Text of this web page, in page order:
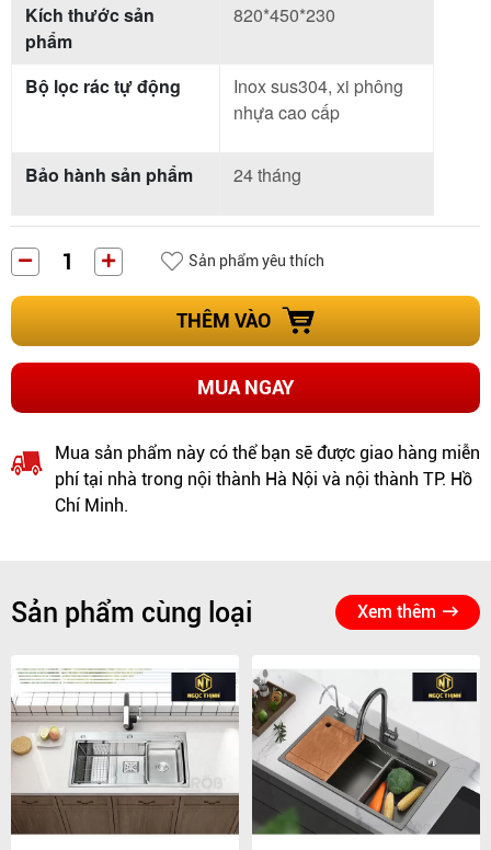
Kích thước sản
phẩm
820*450*230
Bộ lọc rác tự động
Inox sus304, xi phông
nhựa cao cấp
Bảo hành sản phẩm 24 tháng
Sản phẩm yêu thích
THÊM VÀO
MUA NGAY
Mua sản phẩm này có thể bạn sẽ được giao hàng miễn
phí tại nhà trong nội thành Hà Nội và nội thành TP. Hồ
Chí Minh.
Sản phẩm cùng loại Xem thêm